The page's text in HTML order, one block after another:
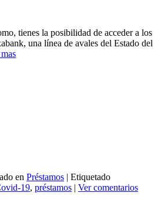
tienes la posibilidad de acceder a los
una línea de avales del Estado del
en Préstamos | Etiquetado
19, préstamos | Ver comentarios